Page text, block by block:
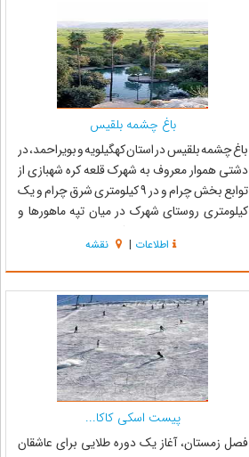
باغ چشمه بلقیس
باغ چشمه بلقیس در استان کهگیلویه و بویراحمد، در
دشتی هموار معروف به شهرک قلعه کره شهبازی از
توابع بخش چرام و در 9 کیلومتری شرق چرام و یک
کیلومتری روستای شهرک در میان تپه ماهورها و
شمارهٔ ثبت ۶۲۸۸ به‌عنوان یکی از آثار ملی ایران به
ثبت رس...
اطلاعات | نقشه
پیست اسکی کاکا...
فصل زمستان، آغاز یک دوره طلایی برای عاشقان